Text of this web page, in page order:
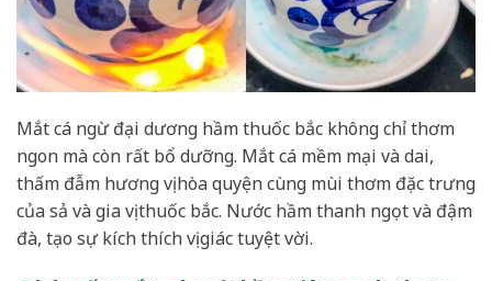
Mắt cá ngừ đại dương hầm thuốc bắc không chỉ thơm
ngon mà còn rất bổ dưỡng. Mắt cá mềm mại và dai,
thấm đẫm hương vị hòa quyện cùng mùi thơm đặc trưng
của sả và gia vị thuốc bắc. Nước hầm thanh ngọt và đậm
đà, tạo sự kích thích vị giác tuyệt vời.